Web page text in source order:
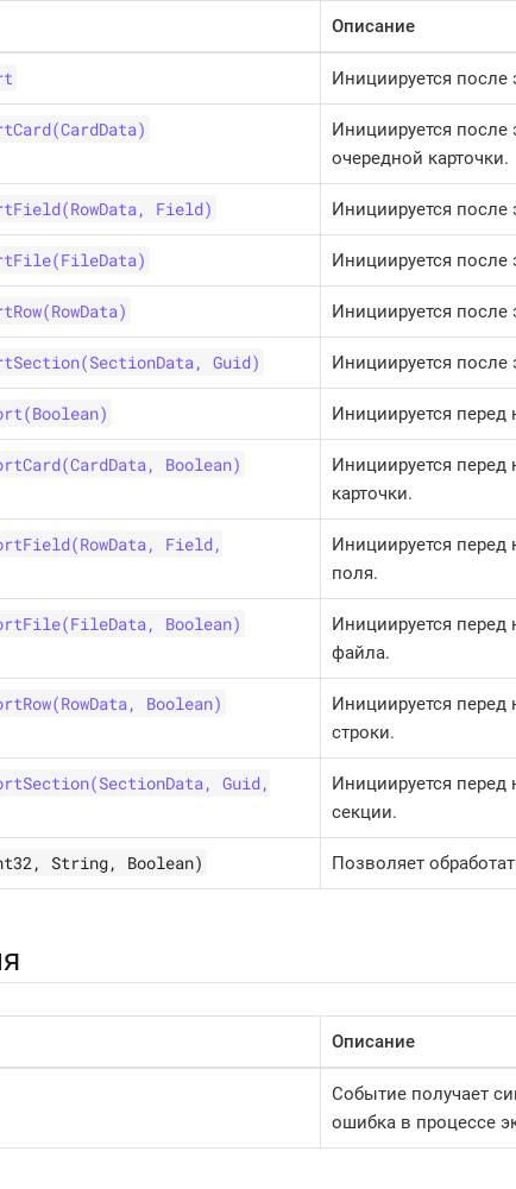
Описание
Инициируется после
Инициируется после
очередной карточки.
Field) Инициируется после
Инициируется
Инициируется после
Guid) Инициируется после
Инициируется перед
Boolean)
Инициируется
карточки.
Field,
Инициируется
поля.
Boolean)
Инициируется
файла.
Boolean)
Инициируется
строки.
Guid,
Инициируется
секции.
String, Boolean) Позволяет
Описание
Событие получает
ошибка в процессе